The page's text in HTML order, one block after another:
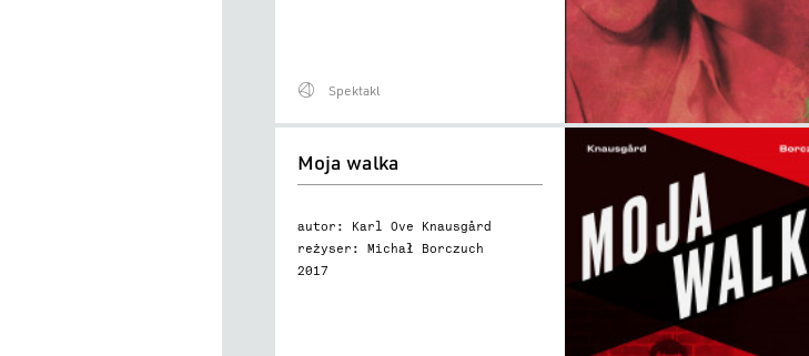
Spektakl
walka
Moja walka
autor: Karl Ove Knausgård
reżyser: Michał Borczuch
2017